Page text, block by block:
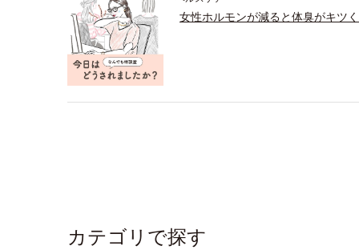
女性ホルモンが減ると体臭がキツ
カテゴリで探す